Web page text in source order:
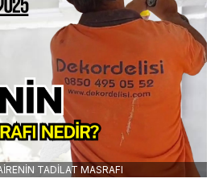
TADİLAT MASRAFI